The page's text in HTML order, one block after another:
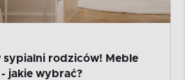
sypialni rodziców! Meble
jakie wybrać?